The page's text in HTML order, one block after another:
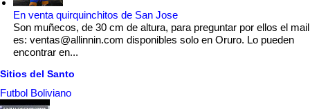
En venta quirquinchitos de San Jose
Son muñecos, de 30 cm de altura, para preguntar por ellos el mail
es: ventas@allinnin.com disponibles solo en Oruro. Lo pueden
encontrar en...
Sitios del Santo
Futbol Boliviano